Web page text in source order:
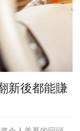
新後都能賺